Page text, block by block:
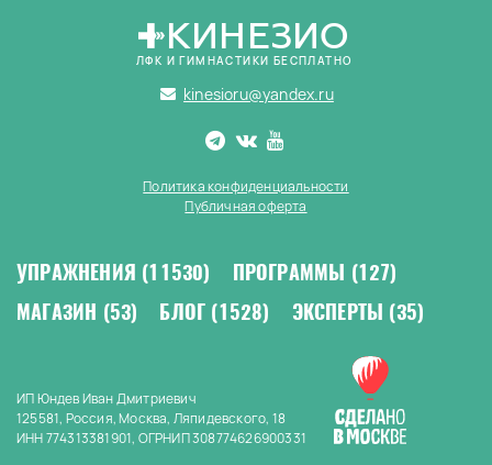
КИНЕЗИО
ЛФК И ГИМНАСТИКИ БЕСПЛАТНО
kinesioru@yandex.ru
Политика конфиденциальности
Публичная оферта
УПРАЖНЕНИЯ (11530) ПРОГРАММЫ (127)
МАГАЗИН (53) БЛОГ (1528) ЭКСПЕРТЫ (35)
ИП Юндев Иван Дмитриевич
125581, Россия, Москва, Ляпидевского, 18
ИНН 774313381901, ОГРНИП 308774626900331